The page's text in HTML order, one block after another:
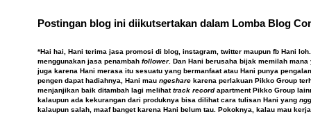
Postingan blog ini diikutsertakan dalam Lomba Blog
*Hai hai, Hani terima jasa promosi di blog, instagram, twitter maupun fb Hani
menggunakan jasa penambah follower. Dan Hani berusaha bijak memilah
juga karena Hani merasa itu sesuatu yang bermanfaat atau Hani punya
pengen dapat hadiahnya, Hani mau ngeshare karena perlakuan Pikko Group
menjanjikan baik ditambah lagi melihattrack recordapartment Pikko Group
kalaupun ada kekurangan dari produknya bisa dilihat cara tulisan Hani yang
kalaupun salah, maaf banget karena Hani belum tau. Pokoknya, kalau mau